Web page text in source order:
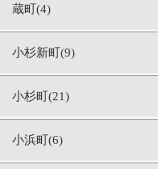
蔵町(4)
小杉新町(9)
小杉町(21)
小浜町(6)